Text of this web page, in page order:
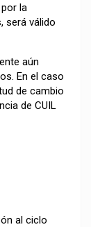
la
será válido
aún
En el caso
de cambio
de CUIL
al ciclo